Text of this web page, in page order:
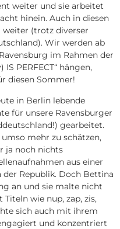
weiter und sie arbeitet
hinein. Auch in diesen
(trotz diverser
Wir werden ab
im Rahmen der
PERFECT“ hängen,
diesen Sommer!
in Berlin lebende
für unsere Ravensburger
gearbeitet.
mehr zu schätzen,
ja noch nichts
aus einer
Republik. Doch Bettina
an und sie malte nicht
wie nup, zap, zis,
sich auch mit ihrem
und konzentriert